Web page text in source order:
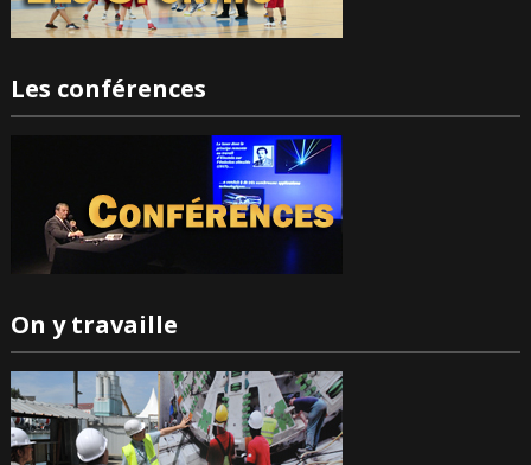
Les conférences
On y travaille